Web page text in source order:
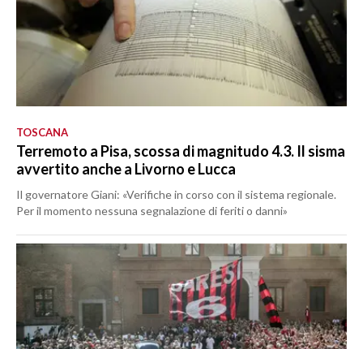
TOSCANA
Terremoto a Pisa, scossa di magnitudo 4.3. Il sisma
avvertito anche a Livorno e Lucca
Il governatore Giani: «Verifiche in corso con il sistema regionale.
Per il momento nessuna segnalazione di feriti o danni»